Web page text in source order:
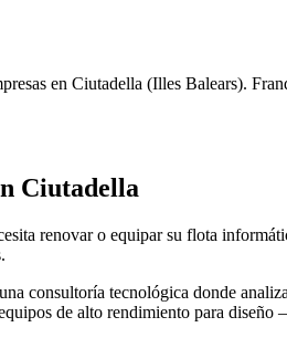
en Ciutadella (Illes Balears).
Ciutadella
renovar o equipar su flota
.
consultoría tecnológica donde
de alto rendimiento para